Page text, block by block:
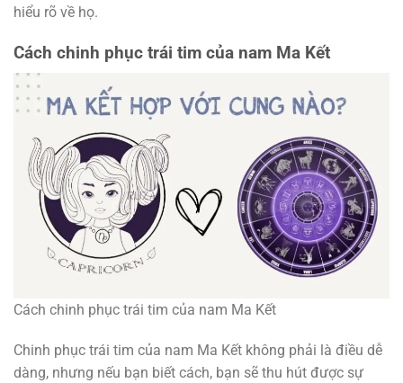
hiểu rõ về họ.
Cách chinh phục trái tim của nam Ma Kết
Cách chinh phục trái tim của nam Ma Kết
Chinh phục trái tim của nam Ma Kết không phải là điều dễ
dàng, nhưng nếu bạn biết cách, bạn sẽ thu hút được sự